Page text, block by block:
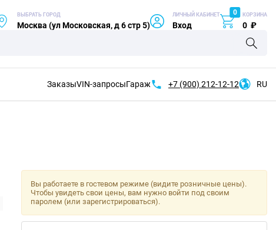
ВЫБРАТЬ ГОРОД
Москва (ул Московская, д 6 стр 5)
ЛИЧНЫЙ КАБИНЕТ
Вход
0 КОРЗИНА
0 ₽
ЗаказыVIN-запросыГараж +7 (900) 212-12-12 RU
Вы работаете в гостевом режиме (видите розничные цены).
Чтобы увидеть свои цены, вам нужно войти под своим
паролем (или зарегистрироваться).